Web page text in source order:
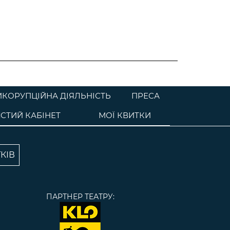
ДІЯЛЬНІСТЬ
ПРЕСА
КАБІНЕТ МОЇ КВИТКИ
ПАРТНЕР ТЕАТРУ: